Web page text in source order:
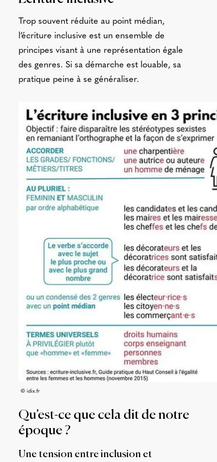
Trop souvent réduite au point médian,
l’écriture inclusive est un ensemble de
principes visant à une représentation égale
des genres. Si sa démarche est louable, sa
pratique peine à se généraliser.
© idix.fr
Qu’est-ce que cela dit de notre
époque ?
Une tension entre inclusion et